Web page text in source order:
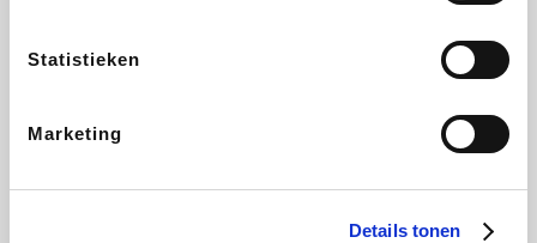
Statistieken
Marketing
Details tonen
CheapTickets.be DeubaXXL